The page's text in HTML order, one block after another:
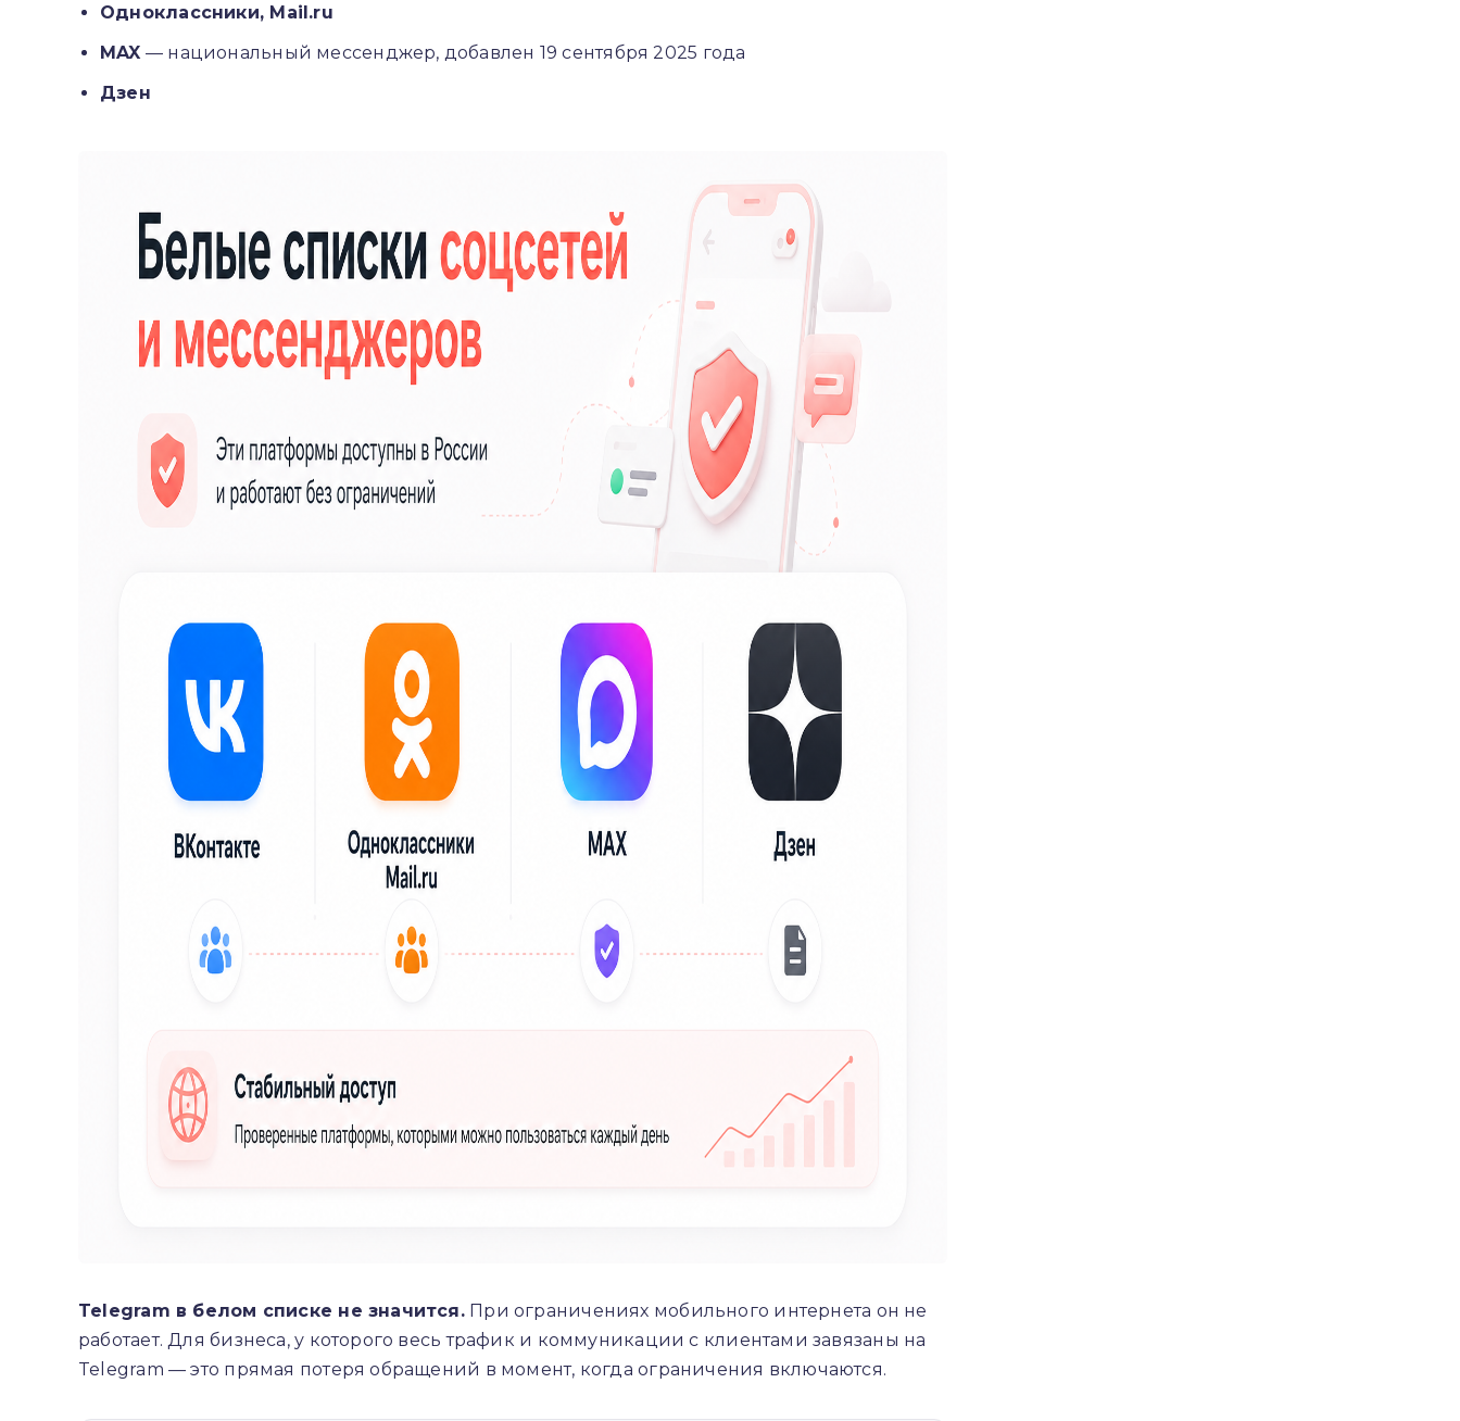
Одноклассники, Mail.ru
MAX — национальный мессенджер, добавлен 19 сентября 2025 года
Дзен
Telegram в белом списке не значится.При ограничениях мобильного интернета он не
работает. Для бизнеса, у которого весь трафик и коммуникации с клиентами завязаны на
Telegram — это прямая потеря обращений в момент, когда ограничения включаются.